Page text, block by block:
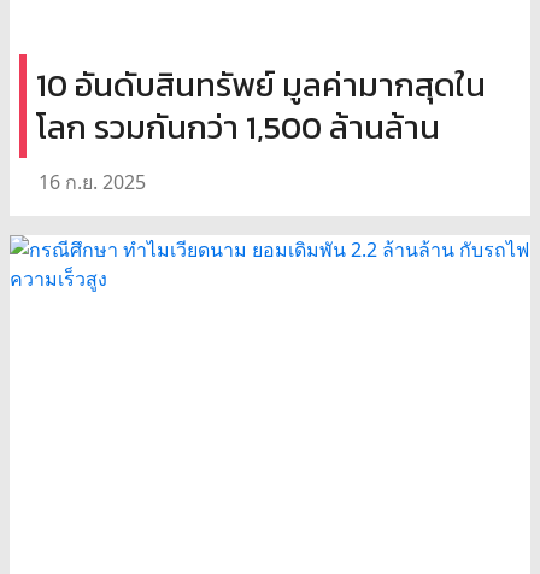
10 อันดับสินทรัพย์ มูลค่ามากสุดใน
โลก รวมกันกว่า 1,500 ล้านล้าน
16 ก.ย. 2025